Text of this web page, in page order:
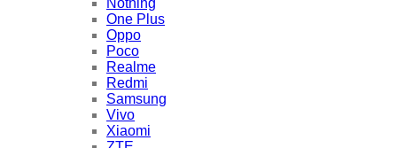
One Plus
Oppo
Poco
Realme
Redmi
Samsung
Vivo
Xiaomi